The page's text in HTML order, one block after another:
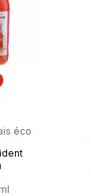
éco